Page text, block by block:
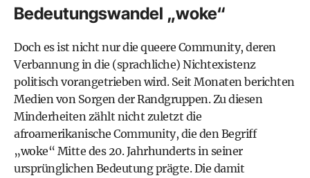
Bedeutungswandel „woke“
Doch es ist nicht nur die queere Community, deren
Verbannung in die (sprachliche) Nichtexistenz
politisch vorangetrieben wird. Seit Monaten berichten
Medien von Sorgen der Randgruppen. Zu diesen
Minderheiten zählt nicht zuletzt die
afroamerikanische Community, die den Begriff
„woke“ Mitte des 20. Jahrhunderts in seiner
ursprünglichen Bedeutung prägte. Die damit